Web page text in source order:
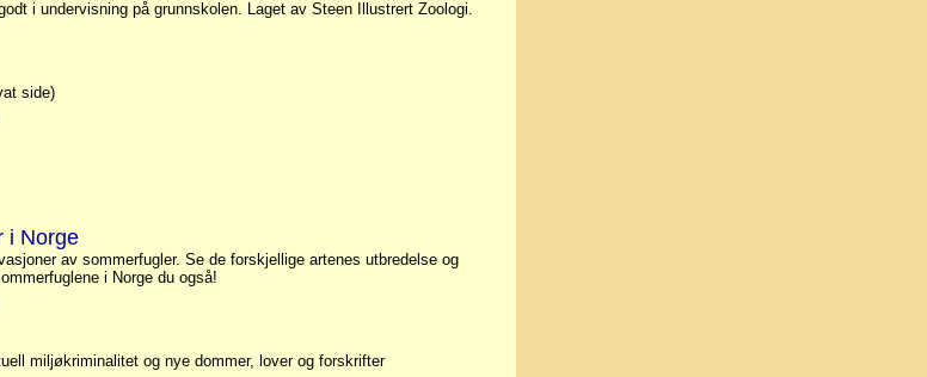
i undervisning på grunnskolen. Laget av Steen Illustrert Zoologi.
side)
i Norge
av sommerfugler. Se de forskjellige artenes utbredelse og
i Norge du også!
miljøkriminalitet og nye dommer, lover og forskrifter